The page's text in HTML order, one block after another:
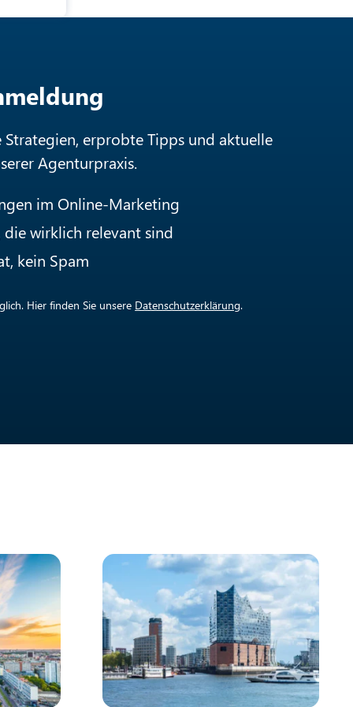
Strategien, erprobte Tipps und aktuelle
Agenturpraxis.
im Online-Marketing
die wirklich relevant sind
kein Spam
Hier finden Sie unsere Datenschutzerklärung.